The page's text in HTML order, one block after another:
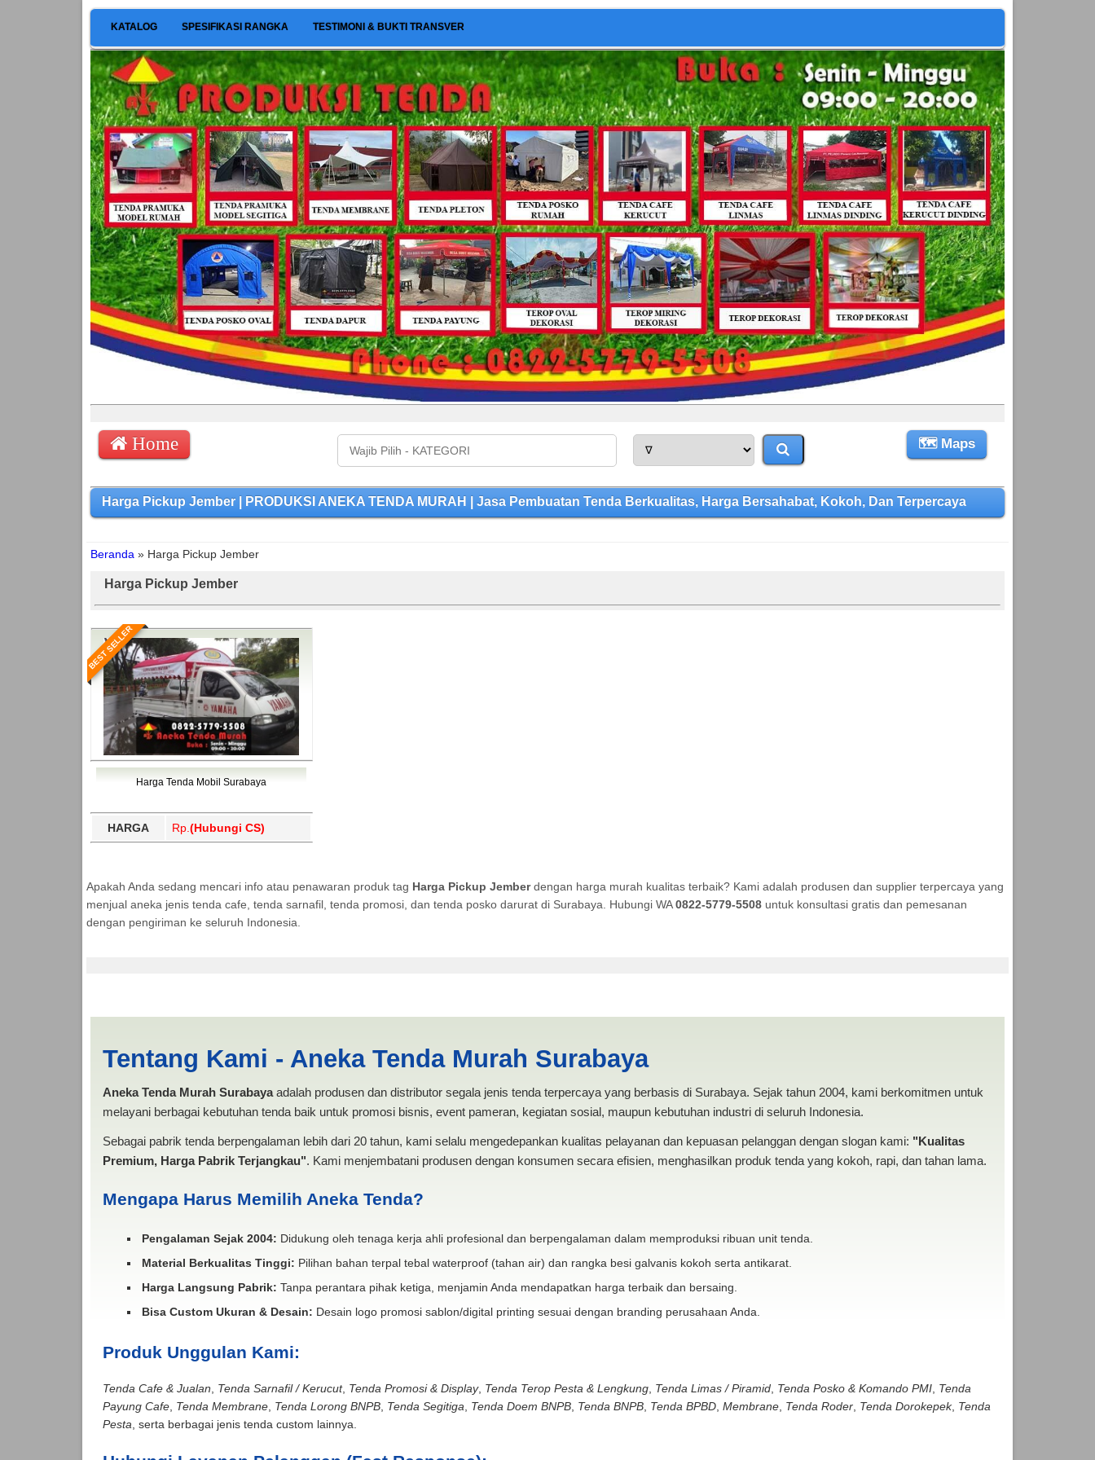
KATALOG SPESIFIKASI RANGKA TESTIMONI & BUKTI TRANSVER
Home 🗺 Maps
Harga Pickup Jember | PRODUKSI ANEKA TENDA MURAH | Jasa Pembuatan Tenda Berkualitas, Harga Bersahabat, Kokoh, Dan Terpercaya
Beranda » Harga Pickup Jember
Harga Pickup Jember
BEST SELLER
Harga Tenda Mobil Surabaya
HARGA Rp. (Hubungi CS)
Apakah Anda sedang mencari info atau penawaran produk tag Harga Pickup Jemberdengan harga murah kualitas terbaik? Kami adalah produsen dan supplier terpercaya yang
menjual aneka jenis tenda cafe, tenda sarnafil, tenda promosi, dan tenda posko darurat di Surabaya. Hubungi WA0822-5779-5508untuk konsultasi gratis dan pemesanan
dengan pengiriman ke seluruh Indonesia.
Tentang Kami - Aneka Tenda Murah Surabaya
Aneka Tenda Murah Surabayaadalah produsen dan distributor segala jenis tenda terpercaya yang berbasis di Surabaya. Sejak tahun 2004, kami berkomitmen untuk
melayani berbagai kebutuhan tenda baik untuk promosi bisnis, event pameran, kegiatan sosial, maupun kebutuhan industri di seluruh Indonesia.
Sebagai pabrik tenda berpengalaman lebih dari 20 tahun, kami selalu mengedepankan kualitas pelayanan dan kepuasan pelanggan dengan slogan kami: "Kualitas
Premium, Harga Pabrik Terjangkau". Kami menjembatani produsen dengan konsumen secara efisien, menghasilkan produk tenda yang kokoh, rapi, dan tahan lama.
Mengapa Harus Memilih Aneka Tenda?
Pengalaman Sejak 2004: Didukung oleh tenaga kerja ahli profesional dan berpengalaman dalam memproduksi ribuan unit tenda.
Material Berkualitas Tinggi: Pilihan bahan terpal tebal waterproof (tahan air) dan rangka besi galvanis kokoh serta antikarat.
Harga Langsung Pabrik: Tanpa perantara pihak ketiga, menjamin Anda mendapatkan harga terbaik dan bersaing.
Bisa Custom Ukuran & Desain: Desain logo promosi sablon/digital printing sesuai dengan branding perusahaan Anda.
Produk Unggulan Kami:
Tenda Cafe & Jualan Tenda Sarnafil / Kerucut, Tenda Promosi & Display, Tenda Terop Pesta & Lengkung, Tenda Limas / Piramid, Tenda Posko & Komando PMI, Tenda
Payung Cafe, Tenda Membrane, Tenda Lorong BNPB, Tenda Segitiga Tenda Doem BNPB, Tenda BNPB, Tenda BPBD, Membrane, Tenda Roder, Tenda Dorokepek, Tenda
Pesta , serta berbagai jenis tenda custom lainnya.